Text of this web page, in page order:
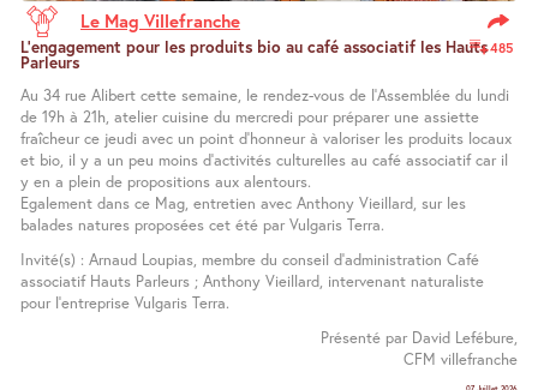
Le Mag Villefranche
485
L’engagement pour les produits bio au café associatif les Hauts
Parleurs
Au 34 rue Alibert cette semaine, le rendez-vous de l’Assemblée du lundi
de 19h à 21h, atelier cuisine du mercredi pour préparer une assiette
fraîcheur ce jeudi avec un point d’honneur à valoriser les produits locaux
et bio, il y a un peu moins d’activités culturelles au café associatif car il
y en a plein de propositions aux alentours.
Egalement dans ce Mag, entretien avec Anthony Vieillard, sur les
balades natures proposées cet été par Vulgaris Terra.
Invité(s) : Arnaud Loupias, membre du conseil d’administration Café
associatif Hauts Parleurs ; Anthony Vieillard, intervenant naturaliste
pour l’entreprise Vulgaris Terra.
Présenté par David Lefébure,
CFM villefranche
07 Juillet 2026